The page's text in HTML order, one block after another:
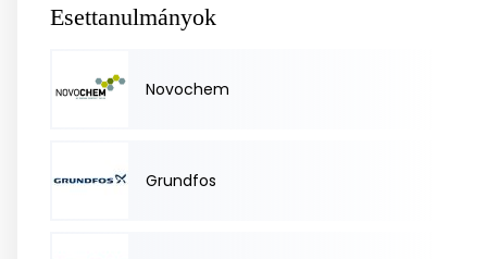
Esettanulmányok
Novochem
Grundfos